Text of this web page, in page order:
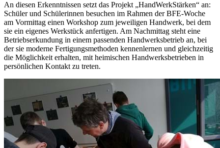
An diesen Erkenntnissen setzt das Projekt „HandWerkStärken“ an:
Schüler und Schülerinnen besuchen im Rahmen der BFE-Woche
am Vormittag einen Workshop zum jeweiligen Handwerk, bei dem
sie ein eigenes Werkstück anfertigen. Am Nachmittag steht eine
Betriebserkundung in einem passenden Handwerksbetrieb an, bei
der sie moderne Fertigungsmethoden kennenlernen und gleichzeitig
die Möglichkeit erhalten, mit heimischen Handwerksbetrieben in
persönlichen Kontakt zu treten.